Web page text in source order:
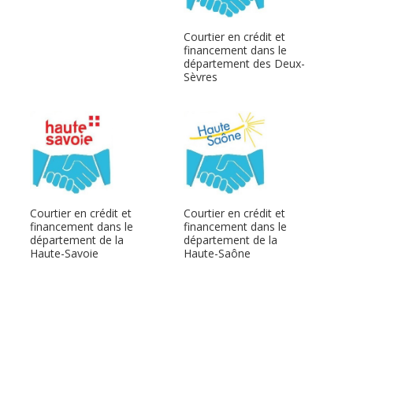
Courtier en crédit et
financement dans le
département des Deux-
Sèvres
Courtier en crédit et
financement dans le
département de la
Haute-Savoie
Courtier en crédit et
financement dans le
département de la
Haute-Saône